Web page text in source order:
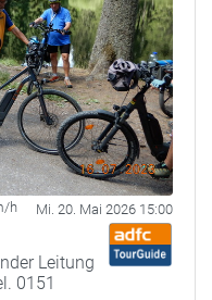
h Mi. 20. Mai 2026 15:00
Leitung
0151